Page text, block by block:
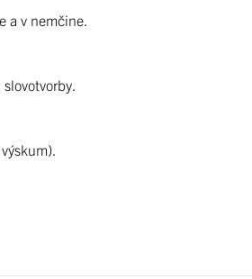
a v nemčine.